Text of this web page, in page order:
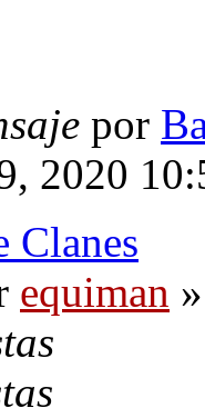
por
2020
Clanes
equiman